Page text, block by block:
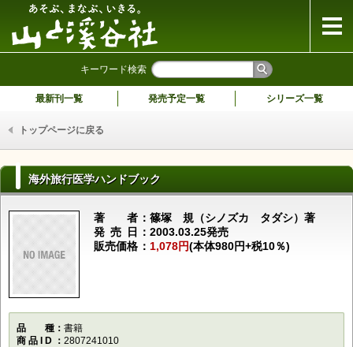
キーワード検索
最新刊一覧 発売予定一覧 シリーズ一覧
トップページに戻る
海外旅行医学ハンドブック
著者篠塚 規（シノズカ タダシ）著
発売日 2003.03.25発売
販売価格
1,078円(本体980円+税10％)
品種書籍
商品ID
2807241010